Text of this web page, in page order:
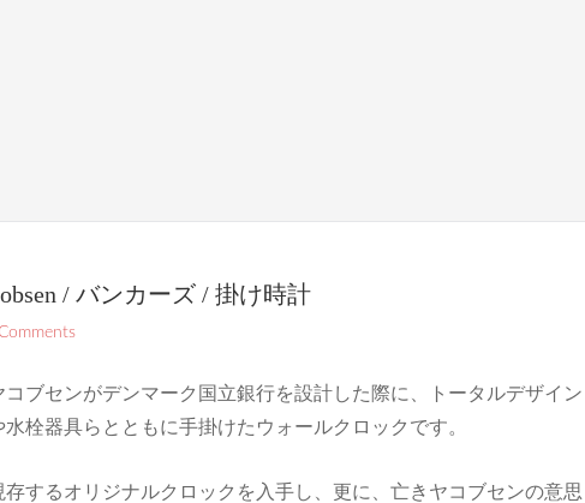
/ バンカーズ / 掛け時計
ブセンがデンマーク国立銀行を設計した際に、トータルデザイン
栓器具らとともに手掛けたウォールクロックです。
存するオリジナルクロックを入手し、更に、亡きヤコブセンの意思